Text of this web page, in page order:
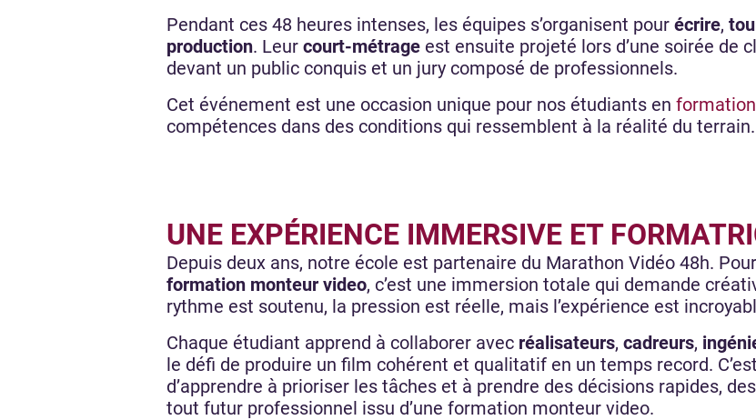
Pendant ces 48 heures intenses, les équipes s’organisent pour écrire,
production. Leur court-métrage est ensuite projeté lors d’une soirée de
devant un public conquis et un jury composé de professionnels.
Cet événement est une occasion unique pour nos étudiants en
compétences dans des conditions qui ressemblent à la réalité du terrain.
UNE EXPÉRIENCE IMMERSIVE ET
Depuis deux ans, notre école est partenaire du Marathon Vidéo 48h.
formation monteur video, c’est une immersion totale qui demande
rythme est soutenu, la pression est réelle, mais l’expérience est
Chaque étudiant apprend à collaborer avec réalisateurs, cadreurs,
le défi de produire un film cohérent et qualitatif en un temps record.
d’apprendre à prioriser les tâches et à prendre des décisions rapides,
tout futur professionnel issu d’une formation monteur video.